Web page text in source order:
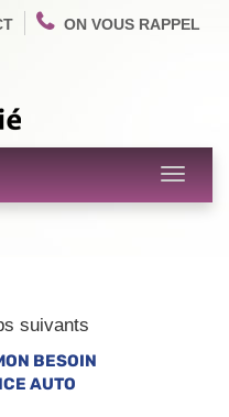
ON VOUS RAPPEL
Toggle
suivants